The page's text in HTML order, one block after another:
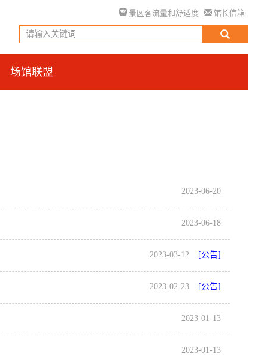
景区客流量和舒适度 馆长信箱
场馆联盟
2023-06-20
2023-06-18
[公告]
2023-03-12
[公告]
2023-02-23
2023-01-13
2023-01-13